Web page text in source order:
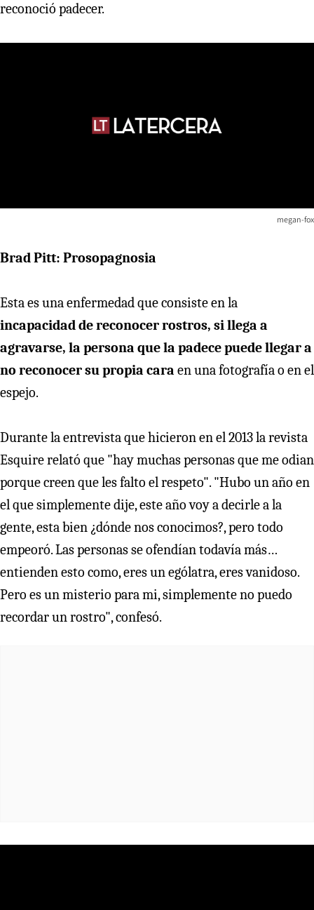
reconoció padecer.
megan-fox
Brad Pitt: Prosopagnosia
Esta es una enfermedad que consiste en la
incapacidad de reconocer rostros, si llega a
agravarse, la persona que la padece puede llegar a
no reconocer su propia cara en una fotografía o en el
espejo.
Durante la entrevista que hicieron en el 2013 la revista
Esquire relató que "hay muchas personas que me odian
porque creen que les falto el respeto". "Hubo un año en
el que simplemente dije, este año voy a decirle a la
gente, esta bien ¿dónde nos conocimos?, pero todo
empeoró. Las personas se ofendían todavía más…
entienden esto como, eres un ególatra, eres vanidoso.
Pero es un misterio para mi, simplemente no puedo
recordar un rostro", confesó.